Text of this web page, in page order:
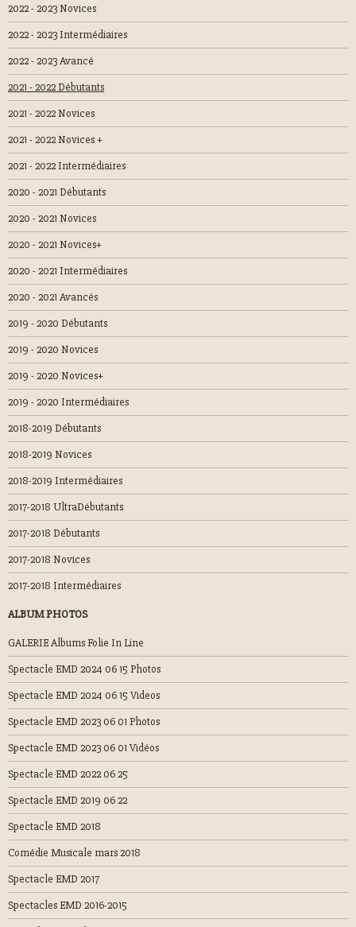
2022 - 2023 Novices
2022 - 2023 Intermédiaires
2022 - 2023 Avancé
2021 - 2022 Débutants
2021 - 2022 Novices
2021 - 2022 Novices +
2021 - 2022 Intermédiaires
2020 - 2021 Débutants
2020 - 2021 Novices
2020 - 2021 Novices+
2020 - 2021 Intermédiaires
2020 - 2021 Avancés
2019 - 2020 Débutants
2019 - 2020 Novices
2019 - 2020 Novices+
2019 - 2020 Intermédiaires
2018-2019 Débutants
2018-2019 Novices
2018-2019 Intermédiaires
2017-2018 UltraDébutants
2017-2018 Débutants
2017-2018 Novices
2017-2018 Intermédiaires
ALBUM PHOTOS
GALERIE Albums Folie In Line
Spectacle EMD 2024 06 15 Photos
Spectacle EMD 2024 06 15 Videos
Spectacle EMD 2023 06 01 Photos
Spectacle EMD 2023 06 01 Vidéos
Spectacle EMD 2022 06 25
Spectacle EMD 2019 06 22
Spectacle EMD 2018
Comédie Musicale mars 2018
Spectacle EMD 2017
Spectacles EMD 2016-2015